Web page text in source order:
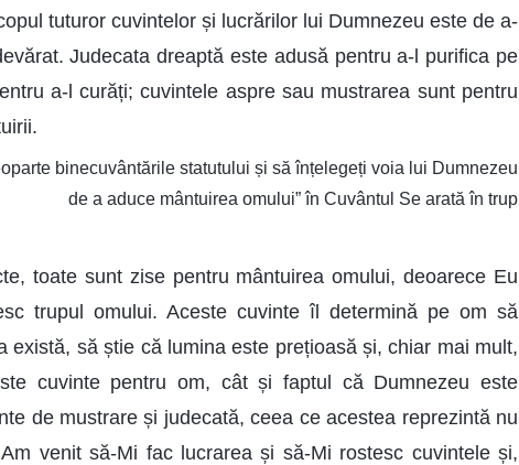
tuturor cuvintelor și lucrărilor lui Dumnezeu este de a-
Judecata dreaptă este adusă pentru a-l purifica pe
a-l curăți; cuvintele aspre sau mustrarea sunt pentru
binecuvântările statutului și să înțelegeți voia lui Dumnezeu
de a aduce mântuirea omului” în Cuvântul Se arată în trup
toate sunt zise pentru mântuirea omului, deoarece Eu
trupul omului. Aceste cuvinte îl determină pe om să
există, să știe că lumina este prețioasă și, chiar mai mult,
cuvinte pentru om, cât și faptul că Dumnezeu este
de mustrare și judecată, ceea ce acestea reprezintă nu
venit să-Mi fac lucrarea și să-Mi rostesc cuvintele și,